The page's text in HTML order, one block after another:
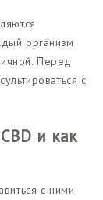
организм
Перед
с
и как
с ними